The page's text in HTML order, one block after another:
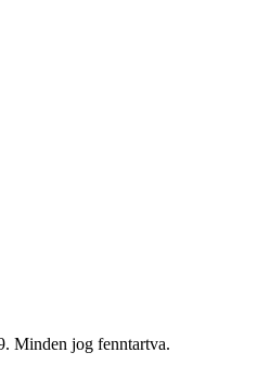
Minden jog fenntartva.